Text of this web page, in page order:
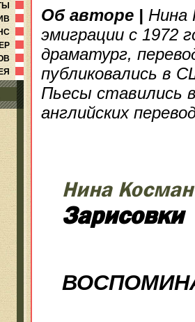
Об авторе | Нина
эмиграции с 1972
драматург,
публиковались в
Пьесы ставились
английских
Нина Косман
Зарисовки